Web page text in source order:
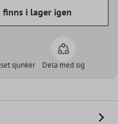
finns i lager igen
sjunker Dela med sig